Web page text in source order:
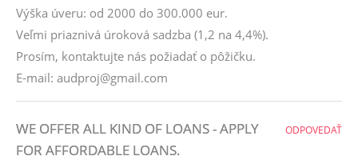
Výška úveru: od 2000 do 300.000 eur.
Veľmi priaznivá úroková sadzba (1,2 na 4,4%).
Prosím, kontaktujte nás požiadať o pôžičku.
E-mail: audproj@gmail.com
WE OFFER ALL KIND OF LOANS - APPLY
FOR AFFORDABLE LOANS.
ODPOVEDAŤ